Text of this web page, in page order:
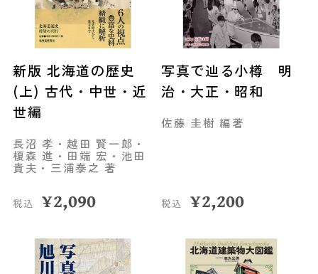
新版 北海道の歴史
(上) 古代・中世・近
世編
長沼 孝・越田 賢一郎・
榎森 進・田端 宏・池田
貴夫・三浦泰之 著
税込 ¥2,090
写真で辿る小樽 明
治・大正・昭和
佐藤 圭樹 編著
税込 ¥2,200